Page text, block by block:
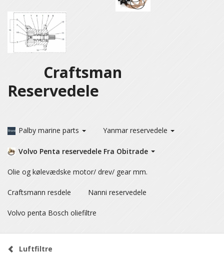
Craftsman
Reservedele
Palby marine parts Yanmar reservedele
Volvo Penta reservedele Fra Obitrade
Olie og kølevædske motor/ drev/ gear mm.
Craftsmann resdele Nanni reservedele
Volvo penta Bosch oliefiltre
Luftfiltre